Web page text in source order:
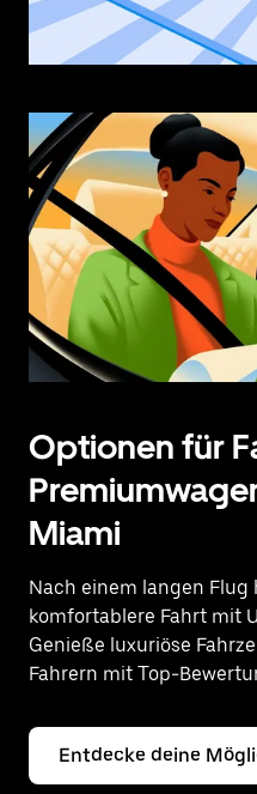
Optionen für
Miami
Nach einem langen Flug
komfortablere Fahrt mit
Genieße luxuriöse
Fahrern mit Top-
Entdecke deine